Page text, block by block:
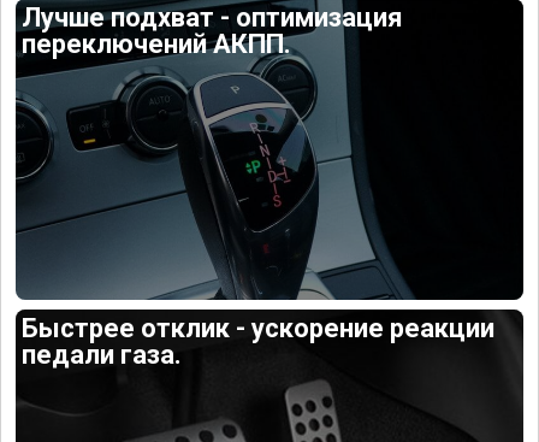
Лучше подхват - оптимизация
переключений АКПП.
Быстрее отклик - ускорение реакции
педали газа.